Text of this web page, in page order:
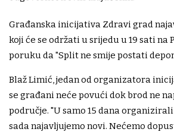
Građanska inicijativa Zdravi grad
koji će se održati u srijedu u 19 sati na
poruku da "Split ne smije postati
Blaž Limić, jedan od organizatora
se građani neće povući dok brod ne
područje. "U samo 15 dana
sada najavljujemo novi. Nećemo